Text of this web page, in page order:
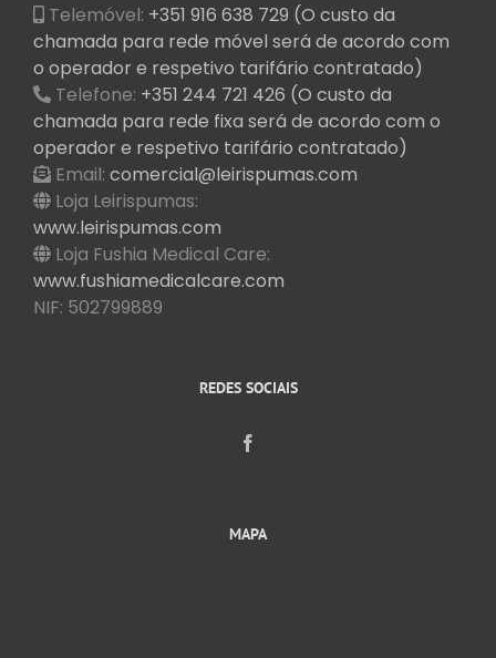
Telemóvel: +351 916 638 729 (O custo da
chamada para rede móvel será de acordo com
o operador e respetivo tarifário contratado)
Telefone: +351 244 721 426 (O custo da
chamada para rede fixa será de acordo com o
operador e respetivo tarifário contratado)
Email: comercial@leirispumas.com
Loja Leirispumas:
www.leirispumas.com
Loja Fushia Medical Care:
www.fushiamedicalcare.com
NIF: 502799889
REDES SOCIAIS
MAPA